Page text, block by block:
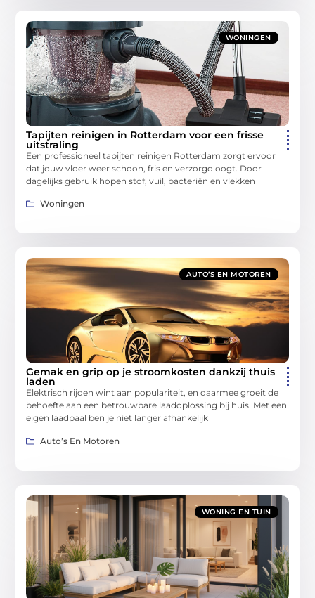
WONINGEN
Tapijten reinigen in Rotterdam voor een frisse
uitstraling
Een professioneel tapijten reinigen Rotterdam zorgt ervoor
dat jouw vloer weer schoon, fris en verzorgd oogt. Door
dagelijks gebruik hopen stof, vuil, bacteriën en vlekken
Woningen
AUTO’S EN MOTOREN
Gemak en grip op je stroomkosten dankzij thuis
laden
Elektrisch rijden wint aan populariteit, en daarmee groeit de
behoefte aan een betrouwbare laadoplossing bij huis. Met een
eigen laadpaal ben je niet langer afhankelijk
Auto’s En Motoren
WONING EN TUIN